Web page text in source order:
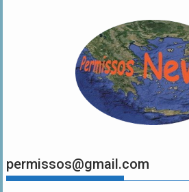
permissos@gmail.com